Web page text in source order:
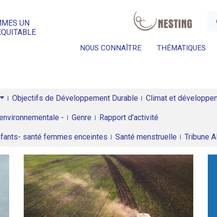
UN
NOUS CONNAÎTRE THÉMATIQUES
Objectifs de Développement Durable Climat et
- Genre Rapport d'activité
santé femmes enceintes Santé menstruelle Tribune